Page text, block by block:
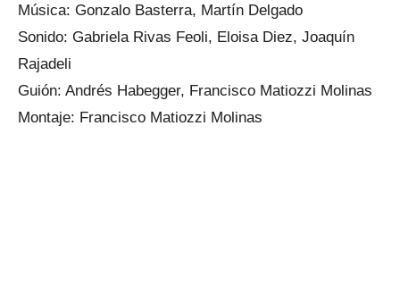
Música: Gonzalo Basterra, Martín Delgado
Sonido: Gabriela Rivas Feoli, Eloisa Diez, Joaquín
Rajadeli
Guión: Andrés Habegger, Francisco Matiozzi Molinas
Montaje: Francisco Matiozzi Molinas